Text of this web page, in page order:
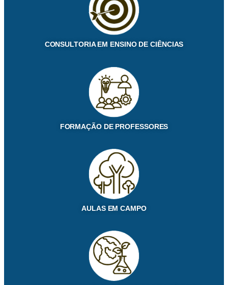
CONSULTORIA EM ENSINO DE CIÊNCIAS
FORMAÇÃO DE PROFESSORES
AULAS EM CAMPO